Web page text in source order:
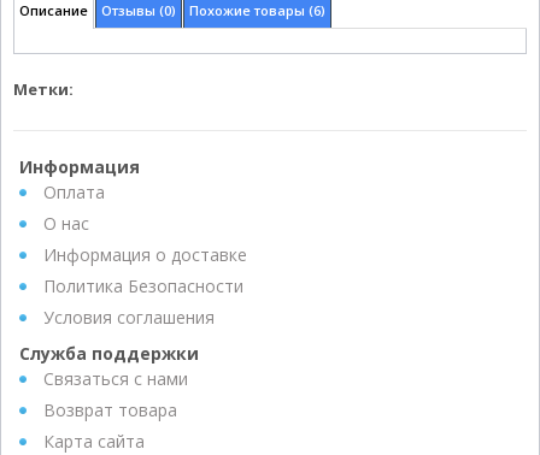
Описание Отзывы (0) Похожие товары (6)
Метки:
Информация
Оплата
О нас
Информация о доставке
Политика Безопасности
Условия соглашения
Служба поддержки
Связаться с нами
Возврат товара
Карта сайта